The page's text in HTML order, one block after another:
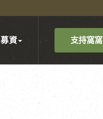
支持窩窩
募資